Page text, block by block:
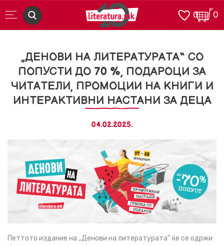
0
0
„ДЕНОВИ НА ЛИТЕРАТУРАТА“ СО
ПОПУСТИ ДО 70 %, ПОДАРОЦИ ЗА
ЧИТАТЕЛИ, ПРОМОЦИИ НА КНИГИ И
ИНТЕРАКТИВНИ НАСТАНИ ЗА ДЕЦА
04.02.2025.
Петтото издание на „Денови на литературата“ ќе се одржи